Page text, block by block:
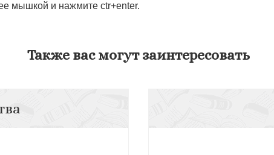
мышкой и нажмите ctr+enter.
Также вас могут заинтересовать